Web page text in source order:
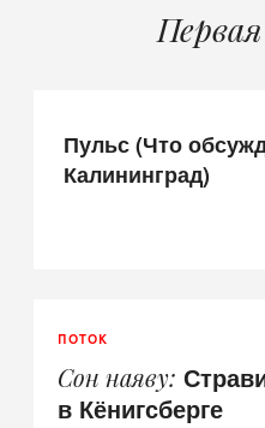
Первая
ПОТОК
Сон наяву
в Кёнигсберге
Пульс (Что
Калининград)